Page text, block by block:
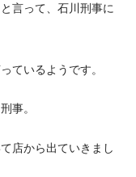
言って、石川刑事に
ているようです。
事。
店から出ていきまし